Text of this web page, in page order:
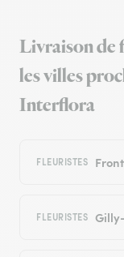
Livraison de
les villes
Interflora
FLEURISTES
FLEURISTES